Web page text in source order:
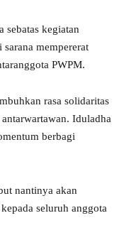
sebatas kegiatan
mempererat
PWPM.
rasa solidaritas
Iduladha
berbagi
nantinya akan
seluruh anggota